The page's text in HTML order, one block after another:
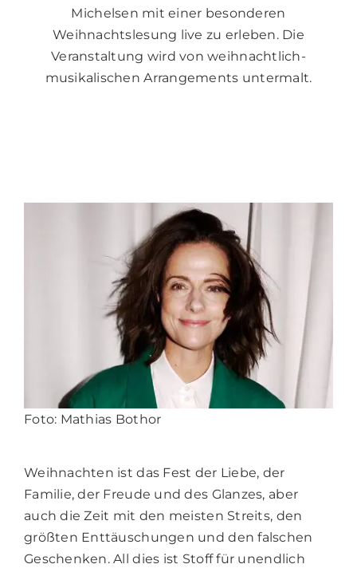
Michelsen mit einer besonderen
Weihnachtslesung live zu erleben. Die
Veranstaltung wird von weihnachtlich-
musikalischen Arrangements untermalt.
Foto: Mathias Bothor
Weihnachten ist das Fest der Liebe, der
Familie, der Freude und des Glanzes, aber
auch die Zeit mit den meisten Streits, den
größten Enttäuschungen und den falschen
Geschenken. All dies ist Stoff für unendlich